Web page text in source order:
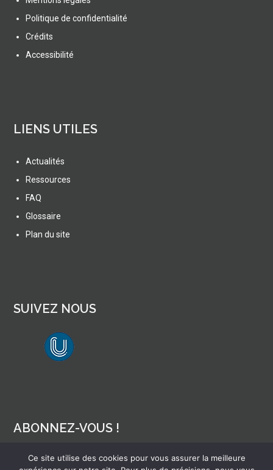
Politique de confidentialité
Crédits
Accessibilité
LIENS UTILES
Actualités
Ressources
FAQ
Glossaire
Plan du site
SUIVEZ NOUS
ABONNEZ-VOUS !
Pour recevoir par mail la notification des nouveaux articles
Ce site utilise des cookies pour vous assurer la meilleure